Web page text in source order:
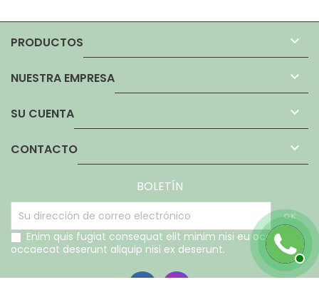
PRODUCTOS 
NUESTRA EMPRESA 
SU CUENTA 
CONTACTO 
BOLETÍN
Enim quis fugiat consequat elit minim nisi eu occaecat
occaecat deserunt aliquip nisi ex deserunt.